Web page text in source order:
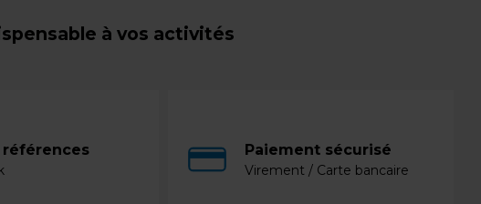
à vos activités
références Paiement sécurisé
Virement / Carte bancaire